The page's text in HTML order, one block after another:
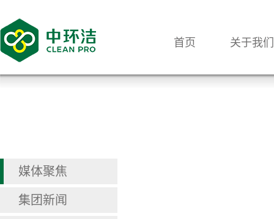
首页 关于我们
媒体聚焦
集团新闻